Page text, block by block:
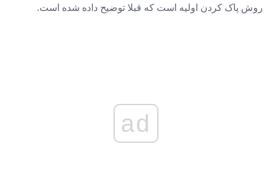
روش پاک کردن اولیه است که قبلا توضیح داده شده است.
ad